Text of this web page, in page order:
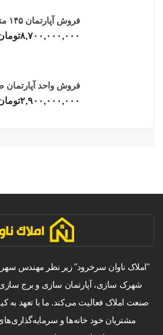
فریدونکنار
۸,۷۰۰,۰۰۰,۰۰۰
فروش واحد آپارتمان
فریدونکنار
۲,۹۰۰,۰۰۰,۰۰۰
"املاک ناوان سرخرود" زیر نظر مهندس
شهرک سازی، آپارتمان سازی و برج
صنعت املاک فعالیت می‌کند. ما با تعهد به
مشتریان خود خانه‌ها و